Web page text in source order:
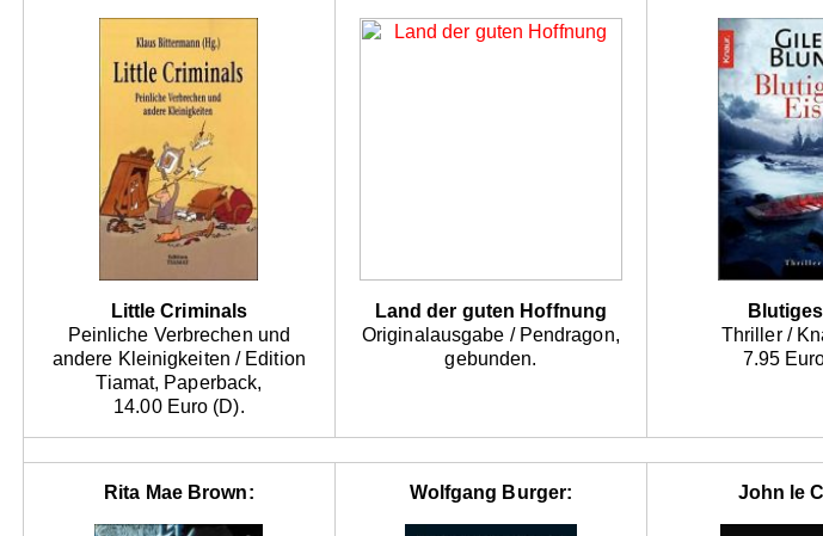
Little Criminals
Peinliche Verbrechen und
andere Kleinigkeiten / Edition
Tiamat, Paperback,
14.00 Euro (D).
Land der guten Hoffnung
Originalausgabe / Pendragon,
gebunden.
Thriller /
7.95
Rita Mae Brown: Wolfgang Burger: John le